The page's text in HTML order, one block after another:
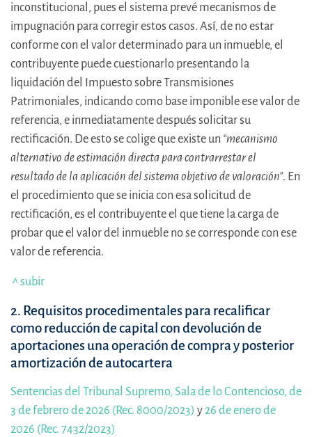
inconstitucional, pues el sistema prevé mecanismos de
impugnación para corregir estos casos. Así, de no estar
conforme con el valor determinado para un inmueble, el
contribuyente puede cuestionarlo presentando la
liquidación del Impuesto sobre Transmisiones
Patrimoniales, indicando como base imponible ese valor de
referencia, e inmediatamente después solicitar su
rectificación. De esto se colige que existe un “mecanismo
alternativo de estimación directa para contrarrestar el
resultado de la aplicación del sistema objetivo de valoración". En
el procedimiento que se inicia con esa solicitud de
rectificación, es el contribuyente el que tiene la carga de
probar que el valor del inmueble no se corresponde con ese
valor de referencia.
^ subir
2. Requisitos procedimentales para recalificar
como reducción de capital con devolución de
aportaciones una operación de compra y posterior
amortización de autocartera
Sentencias del Tribunal Supremo, Sala de lo Contencioso, de
3 de febrero de 2026 (Rec. 8000/2023) y26 de enero de
2026 (Rec. 7432/2023)